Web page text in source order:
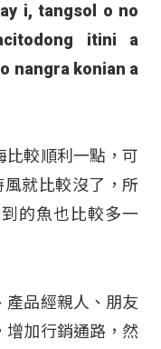
i, tangsol o no
itini a
nangra konian a
比較順利一點，可
就比較沒了，所
的魚也比較多一
產品經親人、朋友
增加行銷通路，然